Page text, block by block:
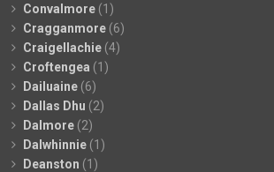
Convalmore (1)
Cragganmore (6)
Craigellachie (4)
Croftengea (1)
Dailuaine (6)
Dallas Dhu (2)
Dalmore (2)
Dalwhinnie (1)
Deanston (1)